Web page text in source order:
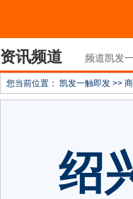
资讯频道 频道凯发
您当前位置： 凯发一触即发 >>
绍